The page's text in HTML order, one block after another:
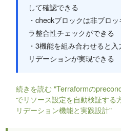
して確認できる
・checkブロックは非ブロ
ラ整合性チェックができる
・3機能を組み合わせると
リデーションが実現できる
続きを読む "Terraformの
でリソース設定を自動検証す
リデーション機能と実践設計"